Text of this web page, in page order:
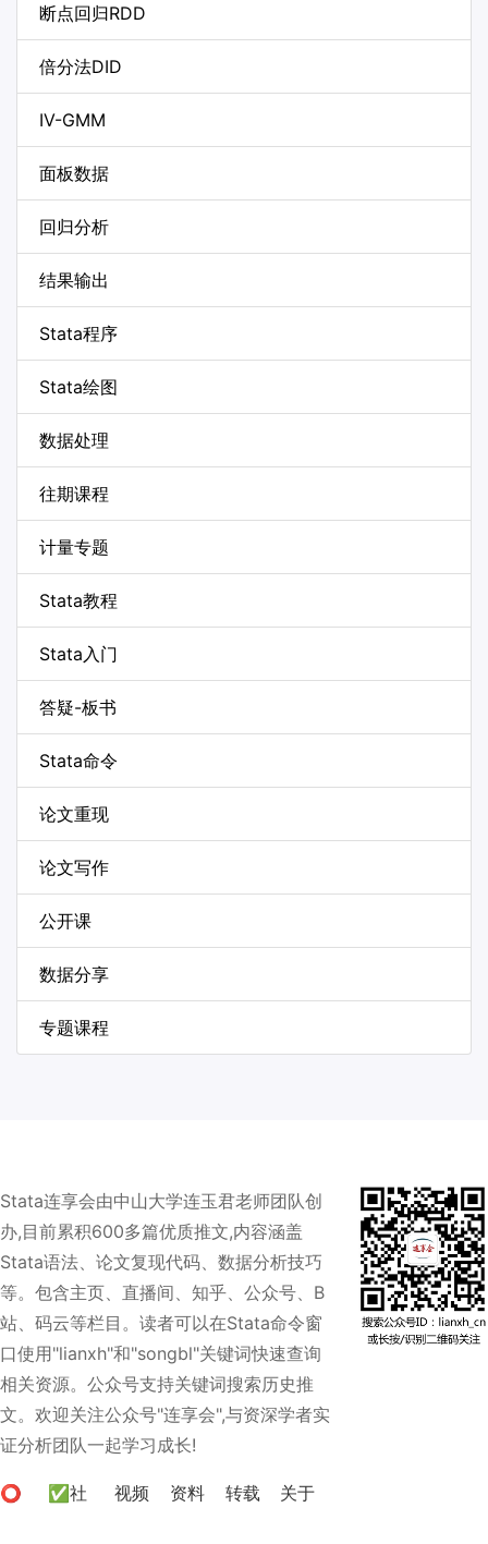
断点回归RDD
倍分法DID
IV-GMM
面板数据
回归分析
结果输出
Stata程序
Stata绘图
数据处理
往期课程
计量专题
Stata教程
Stata入门
答疑-板书
Stata命令
论文重现
论文写作
公开课
数据分享
专题课程
Stata连享会由中山大学连玉君老师团队创
办,目前累积600多篇优质推文,内容涵盖
Stata语法、论文复现代码、数据分析技巧
等。包含主页、直播间、知乎、公众号、B
站、码云等栏目。读者可以在Stata命令窗
口使用"lianxh"和"songbl"关键词快速查询
相关资源。公众号支持关键词搜索历史推
文。欢迎关注公众号"连享会",与资深学者实
证分析团队一起学习成长!
⭕ ✅社 视频 资料 转载 关于